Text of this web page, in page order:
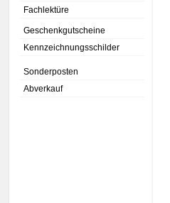
Fachlektüre
Geschenkgutscheine
Kennzeichnungsschilder
Sonderposten
Abverkauf